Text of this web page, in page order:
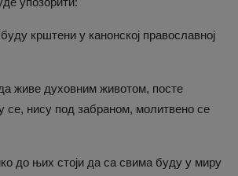
крштени у канонској православној
живе духовним животом, посте
се, нису под забраном, молитвено се
до њих стоји да са свима буду у миру